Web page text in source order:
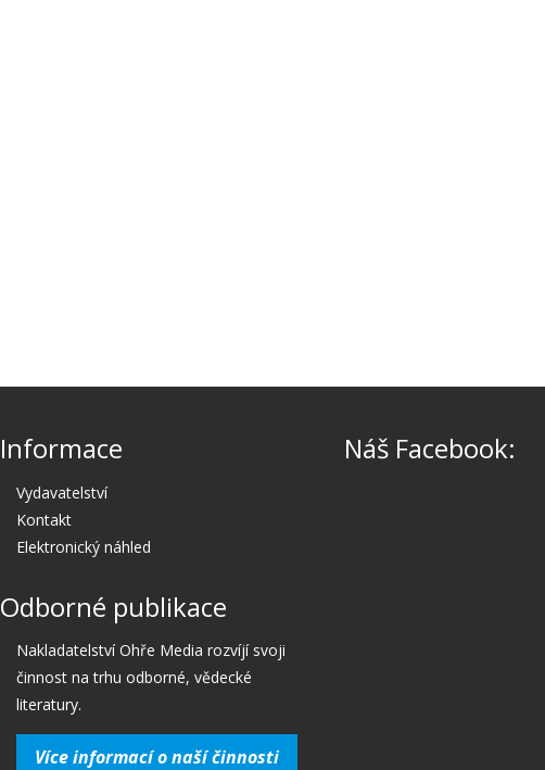
Informace
Vydavatelství
Kontakt
Elektronický náhled
Odborné publikace
Nakladatelství Ohře Media rozvíjí svoji
činnost na trhu odborné, vědecké
literatury.
Více informací o naší činnosti
Náš Facebook: